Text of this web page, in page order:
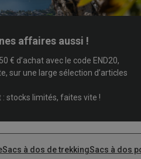
affaires aussi !
€ d’achat avec le code END20,
sur une large sélection d’articles
stocks limités, faites vite !
Sacs à dos de trekkingSacs à dos